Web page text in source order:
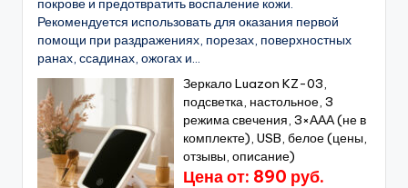
покрове и предотвратить воспаление кожи.
Рекомендуется использовать для оказания первой
помощи при раздражениях, порезах, поверхностных
ранах, ссадинах, ожогах и...
Зеркало Luazon KZ-03,
подсветка, настольное, 3
режима свечения, 3×ААА (не в
комплекте), USB, белое (цены,
отзывы, описание)
Цена от: 890 руб.